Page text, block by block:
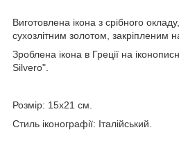
Виготовлена ікона з срібного
сухозлітним золотом, закріпленим
Зроблена ікона в Греції на
Silvero".
Розмір: 15х21 см.
Стиль іконографії: Італійський.